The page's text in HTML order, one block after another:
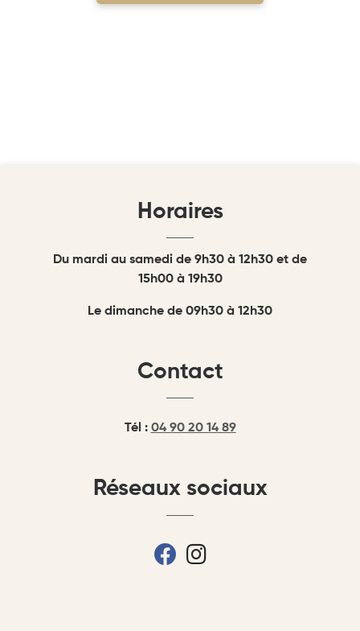
Horaires
Du mardi au samedi de 9h30 à 12h30 et de
15h00 à 19h30
Le dimanche de 09h30 à 12h30
Contact
Tél : 04 90 20 14 89
Réseaux sociaux
fab fa-facebook
fab fa-instagram